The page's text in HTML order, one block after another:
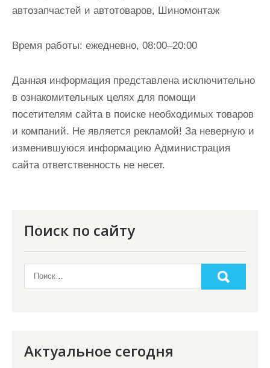
автозапчастей и автотоваров, Шиномонтаж
Время работы: ежедневно, 08:00–20:00
Данная информация представлена исключительно
в ознакомительных целях для помощи
посетителям сайта в поиске необходимых товаров
и компаний. Не является рекламой! За неверную и
изменившуюся информацию Администрация
сайта ответственность не несет.
Поиск по сайту
Актуальное сегодня